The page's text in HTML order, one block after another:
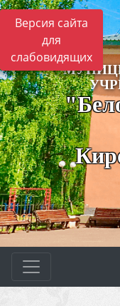
Версия сайта
для
слабовидящих